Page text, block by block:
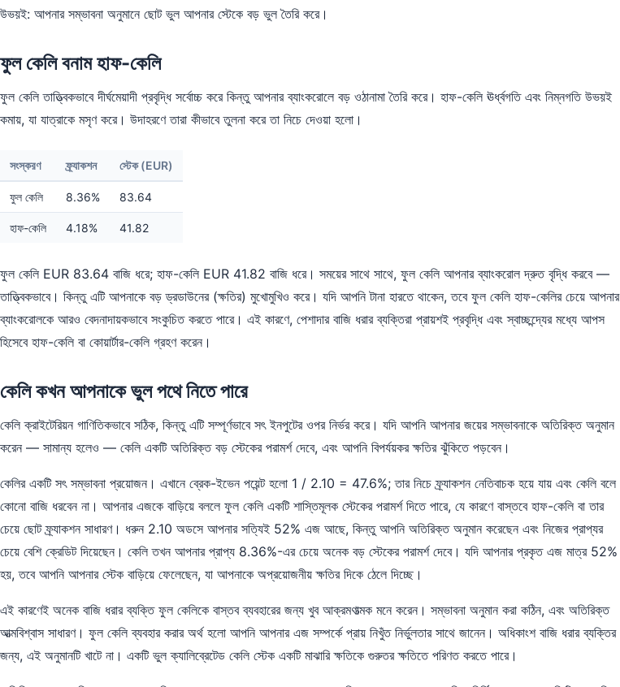
উভয়ই: আপনার সম্ভাবনা অনুমানে ছোট ভুল আপনার স্টেকে বড় ভুল তৈরি করে।
ফুল কেলি বনাম হাফ-কেলি
ফুল কেলি তাত্ত্বিকভাবে দীর্ঘমেয়াদী প্রবৃদ্ধি সর্বোচ্চ করে কিন্তু আপনার ব্যাংকরোলে বড় ওঠানামা তৈরি করে। হাফ-কেলি ঊর্ধ্বগতি এবং নিম্নগতি উভয়ই
কমায়, যা যাত্রাকে মসৃণ করে। উদাহরণে তারা কীভাবে তুলনা করে তা নিচে দেওয়া হলো।
সংস্করণ ফ্র্যাকশন স্টেক (EUR)
ফুল কেলি 8.36% 83.64
হাফ-কেলি 4.18% 41.82
ফুল কেলি EUR 83.64 বাজি ধরে; হাফ-কেলি EUR 41.82 বাজি ধরে। সময়ের সাথে সাথে, ফুল কেলি আপনার ব্যাংকরোল দ্রুত বৃদ্ধি করবে —
তাত্ত্বিকভাবে। কিন্তু এটি আপনাকে বড় ড্রডাউনের (ক্ষতির) মুখোমুখিও করে। যদি আপনি টানা হারতে থাকেন, তবে ফুল কেলি হাফ-কেলির চেয়ে আপনার
ব্যাংকরোলকে আরও বেদনাদায়কভাবে সংকুচিত করতে পারে। এই কারণে, পেশাদার বাজি ধরার ব্যক্তিরা প্রায়শই প্রবৃদ্ধি এবং স্বাচ্ছন্দ্যের মধ্যে আপস
হিসেবে হাফ-কেলি বা কোয়ার্টার-কেলি গ্রহণ করেন।
কেলি কখন আপনাকে ভুল পথে নিতে পারে
কেলি ক্রাইটেরিয়ন গাণিতিকভাবে সঠিক, কিন্তু এটি সম্পূর্ণভাবে সৎ ইনপুটের ওপর নির্ভর করে। যদি আপনি আপনার জয়ের সম্ভাবনাকে অতিরিক্ত অনুমান
করেন — সামান্য হলেও — কেলি একটি অতিরিক্ত বড় স্টেকের পরামর্শ দেবে, এবং আপনি বিপর্যয়কর ক্ষতির ঝুঁকিতে পড়বেন।
কেলির একটি সৎ সম্ভাবনা প্রয়োজন। এখানে ব্রেক-ইভেন পয়েন্ট হলো 1 / 2.10 = 47.6%; তার নিচে ফ্র্যাকশন নেতিবাচক হয়ে যায় এবং কেলি বলে
কোনো বাজি ধরবেন না। আপনার এজকে বাড়িয়ে বললে ফুল কেলি একটি শাস্তিমূলক স্টেকের পরামর্শ দিতে পারে, যে কারণে বাস্তবে হাফ-কেলি বা তার
চেয়ে ছোট ফ্র্যাকশন সাধারণ। ধরুন 2.10 অডসে আপনার সত্যিই 52% এজ আছে, কিন্তু আপনি অতিরিক্ত অনুমান করেছেন এবং নিজের প্রাপ্যর
চেয়ে বেশি ক্রেডিট দিয়েছেন। কেলি তখন আপনার প্রাপ্য 8.36%-এর চেয়ে অনেক বড় স্টেকের পরামর্শ দেবে। যদি আপনার প্রকৃত এজ মাত্র 52%
হয়, তবে আপনি আপনার স্টেক বাড়িয়ে ফেলেছেন, যা আপনাকে অপ্রয়োজনীয় ক্ষতির দিকে ঠেলে দিচ্ছে।
এই কারণেই অনেক বাজি ধরার ব্যক্তি ফুল কেলিকে বাস্তব ব্যবহারের জন্য খুব আক্রমণাত্মক মনে করেন। সম্ভাবনা অনুমান করা কঠিন, এবং অতিরিক্ত
আত্মবিশ্বাস সাধারণ। ফুল কেলি ব্যবহার করার অর্থ হলো আপনি আপনার এজ সম্পর্কে প্রায় নিখুঁত নির্ভুলতার সাথে জানেন। অধিকাংশ বাজি ধরার ব্যক্তির
জন্য, এই অনুমানটি খাটে না। একটি ভুল ক্যালিব্রেটেড কেলি স্টেক একটি মাঝারি ক্ষতিকে গুরুতর ক্ষতিতে পরিণত করতে পারে।